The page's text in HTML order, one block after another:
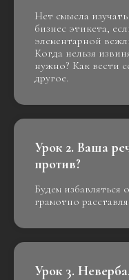
Нет смысла
бизнес этикета,
элементарной
Когда нельзя
нужно? Как вести
другое.
Урок 2. Ваша
против?
Будем избавляться
грамотно
Урок 3.